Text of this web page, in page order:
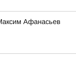
Афанасьев